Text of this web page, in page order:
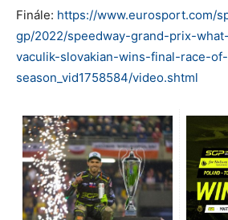
Finále: https://www.eurosport.com/
gp/2022/speedway-grand-prix-
vaculik-slovakian-wins-final-race-
season_vid1758584/video.shtml